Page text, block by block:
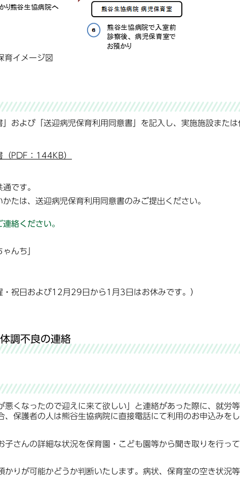
育イメージ図
」および「送迎病児保育利用同意書」を記入し、実施施設または
（PDF：144KB）
です。
たは、送迎病児保育利用同意書のみご提出ください。
絡ください。
んち」
祝日および12月29日から1月3日はお休みです。）
調不良の連絡
くなったので迎えに来て欲しい」と連絡があった際に、就労
、保護者の人は熊谷生協病院に直接電話にて利用のお申込みを
さんの詳細な状況を保育園・こども園等から聞き取りを行っ
りが可能かどうか判断いたします。病状、保育室の空き状況